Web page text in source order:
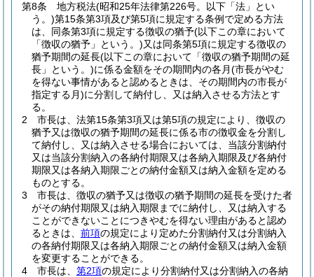
第8条
地方税法(昭和25年法律第226号。以下「法」とい
う。)第15条第3項及び第5項に規定する条例で定める方法
は、同条第3項に規定する徴収の猶予(以下この章において
「徴収の猶予」という。)又は同条第5項に規定する徴収の
猶予期間の延長(以下この章において「徴収の猶予期間の延
長」という。)に係る金額をその期間内の各月(市長がやむ
を得ない事情があると認めるときは、その期間内の市長が
指定する月)に分割して納付し、又は納入させる方法とす
る。
2
市長は、法第15条第3項又は第5項の規定により、徴収の
猶予又は徴収の猶予期間の延長に係る市の徴収金を分割し
て納付し、又は納入させる場合においては、当該分割納付
又は当該分割納入の各納付期限又は各納入期限及び各納付
期限又は各納入期限ごとの納付金額又は納入金額を定める
ものとする。
3
市長は、徴収の猶予又は徴収の猶予期間の延長を受けた者
がその納付期限又は納入期限までに納付し、又は納入する
ことができないことにつきやむを得ない理由があると認め
るときは、 前項の規定により定めた分割納付又は分割納入
の各納付期限又は各納入期限ごとの納付金額又は納入金額
を変更することができる。
4
市長は、 第2項の規定により分割納付又は分割納入の各納